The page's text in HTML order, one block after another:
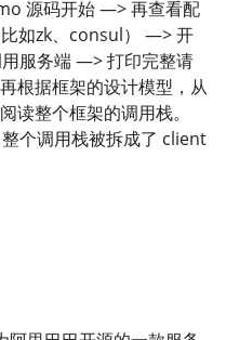
源码开始 —> 再查看配
如zk、consul） —> 开
服务端 —> 打印完整请
根据框架的设计模型，从
读整个框架的调用栈。
个调用栈被拆成了 client